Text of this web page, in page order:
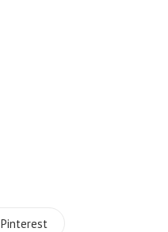
Pinterest